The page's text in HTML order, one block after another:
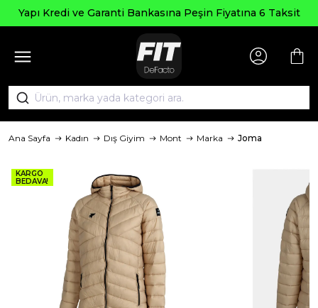
Bankasına Peşin Fiyatına 6 Taksit
Ana Sayfa Kadın Dış Giyim Mont Marka Joma
KARGO
BEDAVA!